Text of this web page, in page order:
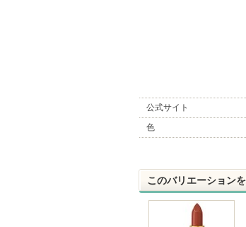
公式サイト
色
このバリエーション